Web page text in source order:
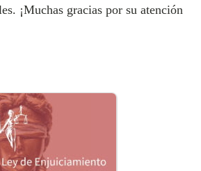
¡Muchas gracias por su atención